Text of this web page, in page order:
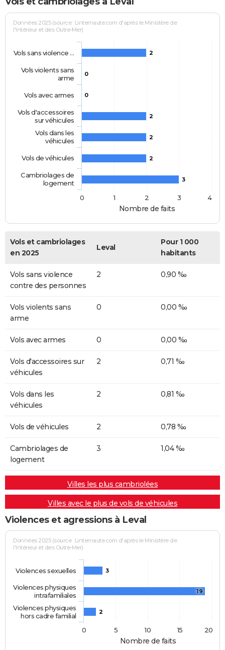
Nombre de faits
Données 2025 (source : Linternaute.com d'après le Ministère de
l'Intérieur et des Outre-Mer)
2
0
0
2
2
2
3
Vols sans violence …
Vols violents sans
arme
Vols avec armes
Vols d'accessoires
sur véhicules
Vols dans les
véhicules
Vols de véhicules
Cambriolages de
logement
0
1 2 3 4
Vols et cambriolages
en 2025
Leval
Pour 1 000
habitants
Vols sans violence
contre des personnes
2 0,90 ‰
Vols violents sans
arme
0 0,00 ‰
Vols avec armes 0 0,00 ‰
Vols d'accessoires sur
véhicules
2 0,71 ‰
Vols dans les
véhicules
2 0,81 ‰
Vols de véhicules 2 0,78 ‰
Cambriolages de
logement
3 1,04 ‰
Villes les plus cambriolées
Villes avec le plus de vols de véhicules
Violences et agressions à Leval
Nombre de faits
Données 2025 (source : Linternaute.com d'après le Ministère de
l'Intérieur et des Outre-Mer)
3
19
2
Violences sexuelles
Violences physiques
intrafamiliales
Violences physiques
hors cadre familial
0
5 10 15 20